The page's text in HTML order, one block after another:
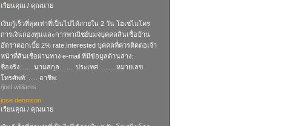
เรียนคุณ / คุณนาย
เงินกู้เร็วที่สุดเท่าที่เป็นไปได้ภายใน 2 วัน โฮเซ่ไมโคร
การเงินกองทุนและการพาณิชย์บมจบุคคลสินเชื่อบ้าน
อัตราดอกเบี้ย 2% rate.Interested บุคคลที่ควรติดต่อเจ้า
หน้าที่สินเชื่อผ่านทาง e-mail ที่มีข้อมูลด้านล่าง:
ชื่อจริง: ..... นามสกุล: ...... ประเทศ: ....... หมายเลข
โทรศัพท์: ..... อาชีพ:
/joel williams
jose dennison
เรียนคุณ / คุณนาย